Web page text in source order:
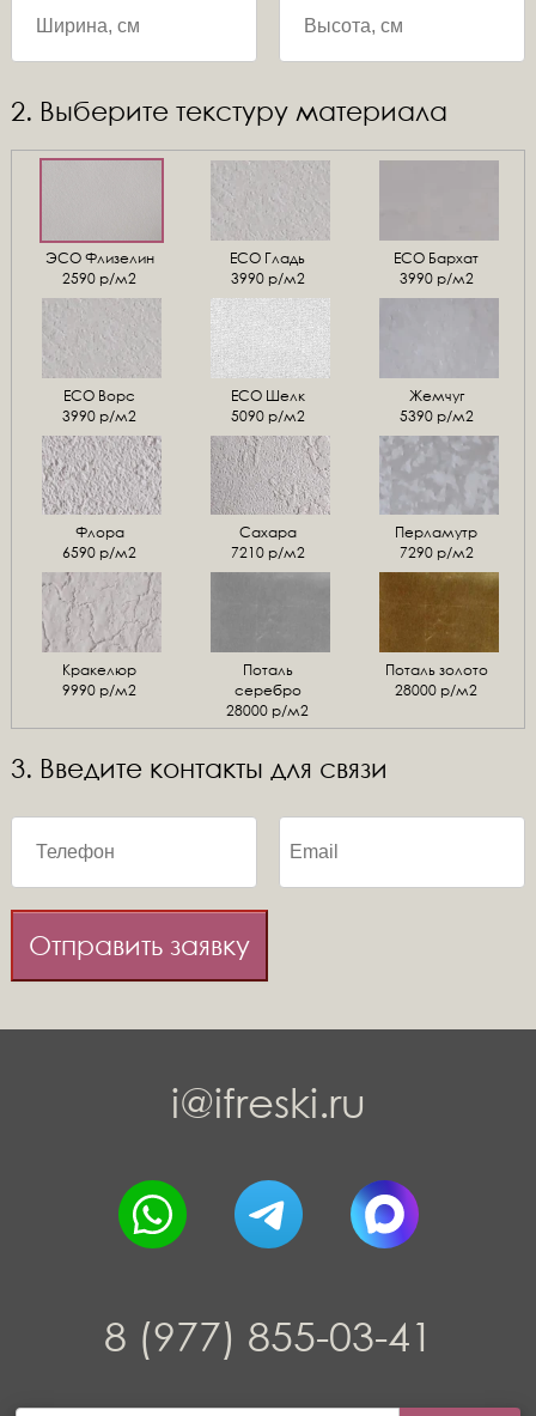
2. Выберите текстуру материала
ЭСО Флизелин
2590 р/м2
ЕСО Гладь
3990 р/м2
ECO Бархат
3990 р/м2
ЕСО Ворс
3990 р/м2
ЕСО Шелк
5090 р/м2
Жемчуг
5390 р/м2
Флора
6590 р/м2
Сахара
7210 р/м2
Перламутр
7290 р/м2
Кракелюр
9990 р/м2
Поталь
серебро
28000 р/м2
Поталь золото
28000 р/м2
3. Введите контакты для связи
Отправить заявку
i@ifreski.ru
8 (977) 855-03-41